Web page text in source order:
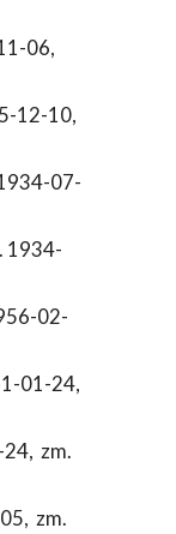
06,
12-10,
07-
1934-
02-
01-24,
24, zm.
, zm.